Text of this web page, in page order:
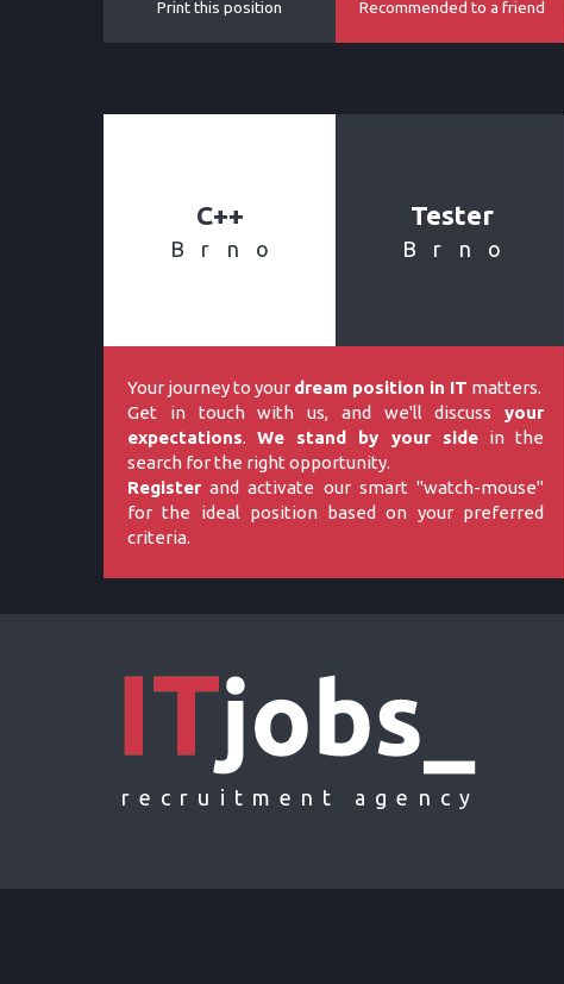
Print this position Recommended to a friend
C++
Brno
Tester
Brno
Your journey to your dream position in IT matters.
Get in touch with us, and we'll discuss your
expectations.We stand by your sidein the
search for the right opportunity.
Register and activate our smart "watch-mouse"
for the ideal position based on your preferred
criteria.
recruitment agency